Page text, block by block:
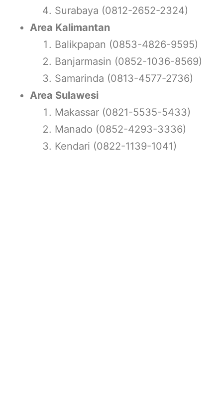
Surabaya (0812-2652-2324)
Area Kalimantan
Balikpapan (0853-4826-9595)
Banjarmasin (0852-1036-8569)
Samarinda (0813-4577-2736)
Area Sulawesi
Makassar (0821-5535-5433)
Manado (0852-4293-3336)
Kendari (0822-1139-1041)